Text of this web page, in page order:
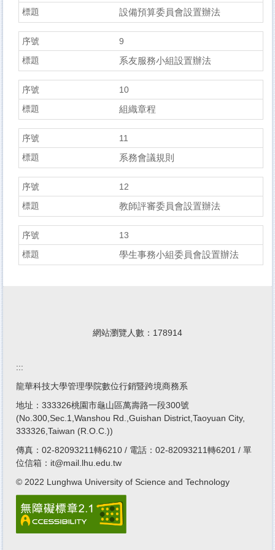
設備預算委員會設置辦法
9
系友服務小組設置辦法
10
組織章程
11
系務會議規則
12
教師評審委員會設置辦法
13
學生事務小組委員會設置辦法
網站瀏覽人數： 178914
:::
龍華科技大學管理學院數位行銷暨跨境商務系
地址：333326桃園市龜山區萬壽路一段300號
(No.300,Sec.1,Wanshou Rd.,Guishan District,Taoyuan City,
333326,Taiwan (R.O.C.))
傳真：02-82093211轉6210 / 電話：02-82093211轉6201 / 單
位信箱： it@mail.lhu.edu.tw
© 2022 Lunghwa University of Science and Technology